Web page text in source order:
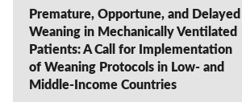
Premature, Opportune, and Delayed
Weaning in Mechanically Ventilated
Patients: A Call for Implementation
of Weaning Protocols in Low- and
Middle-Income Countries